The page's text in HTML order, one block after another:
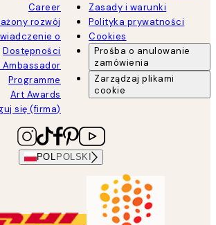
Career
rozwój
o
Dostępności
Ambassador
Programme
Art Awards
się (firma)
Zasady i warunki
Polityka prywatności
Cookies
Prośba o anulowanie
zamówienia
Zarządzaj plikami
cookie
POL POLSKI